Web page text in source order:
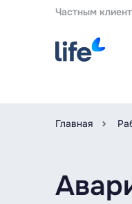
Частным
Главная